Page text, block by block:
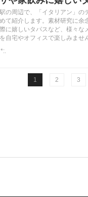
の周辺で、「イタリアン」の
て紹介します。素材研究に
に嬉しいタパスなど、様々な
自宅やオフィスで楽しみませ
1 2 3